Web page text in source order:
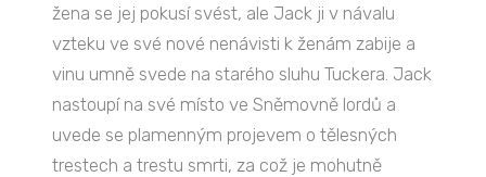
žena se jej pokusí svést, ale Jack ji v návalu
vzteku ve své nové nenávisti k ženám zabije a
vinu umně svede na starého sluhu Tuckera. Jack
nastoupí na své místo ve Sněmovně lordů a
uvede se plamenným projevem o tělesných
trestech a trestu smrti, za což je mohutně